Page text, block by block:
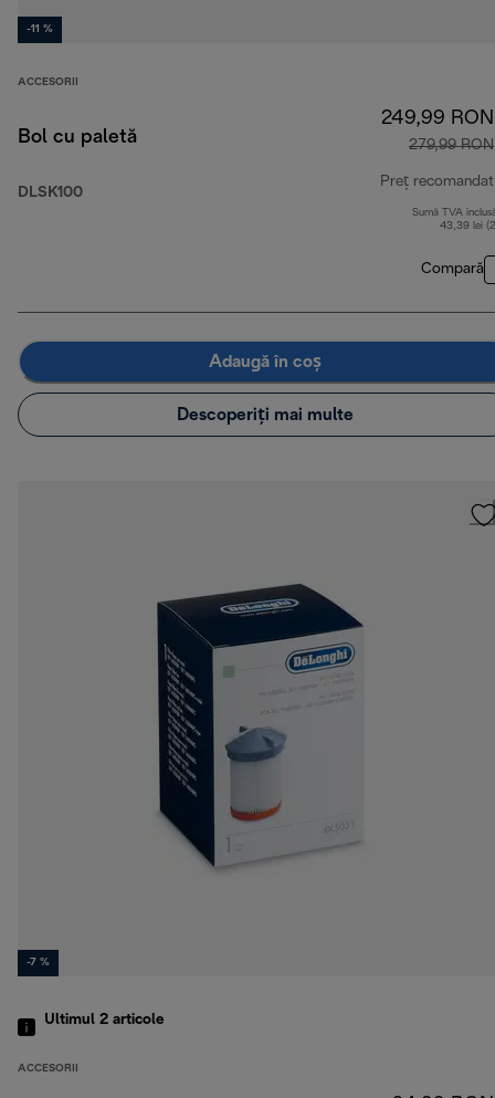
-11 %
ACCESORII
Bol cu paletă
DLSK100
249,99 RON
279,99 RON
Preț recomandat
Sumă TVA
43,39 lei
Compară
Adaugă în coș
Descoperiți mai multe
-7 %
Ultimul 2 articole
ACCESORII